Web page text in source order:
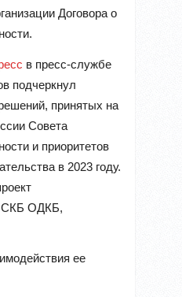
Договора о
в пресс-службе
подчеркнул
принятых на
Совета
и приоритетов
в 2023 году.
СКБ ОДКБ,
ее